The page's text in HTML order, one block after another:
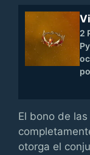
2
El bono de
otorga el